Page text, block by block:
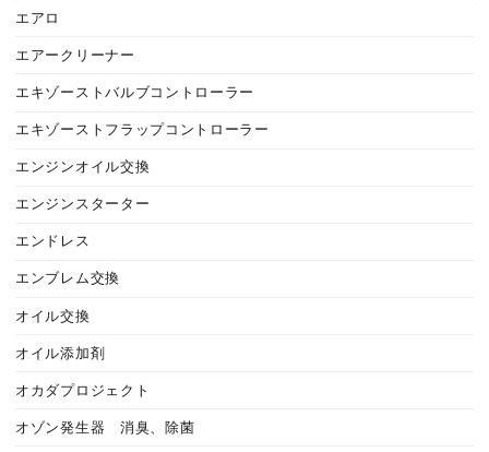
エアロ
エアークリーナー
エキゾーストバルブコントローラー
エキゾーストフラップコントローラー
エンジンオイル交換
エンジンスターター
エンドレス
エンブレム交換
オイル交換
オイル添加剤
オカダプロジェクト
オゾン発生器 消臭、除菌